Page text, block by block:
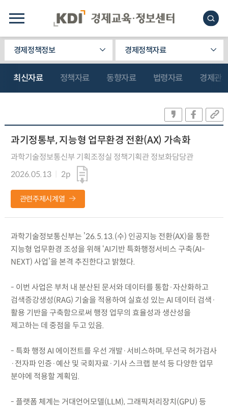
경제정책정보 경제정책자료
최신자료 정책자료 동향자료 법령자료 경제관
과기정통부, 지능형 업무환경 전환(AX) 가속화
과학기술정보통신부 기획조정실 정책기획관 정보화담당관
2026.05.13
2p
관련주제시계열
과학기술정보통신부는 ’26.5.13.(수) 인공지능 전환(AX)을 통한
지능형 업무환경 조성을 위해 ‘AI기반 특화행정서비스 구축(AI-
NEXT) 사업’을 본격 추진한다고 밝혔다.
- 이번 사업은 부처 내 분산된 문서와 데이터를 통합·자산화하고
검색증강생성(RAG) 기술을 적용하여 실효성 있는 AI 데이터 검색·
활용 기반을 구축함으로써 행정 업무의 효율성과 생산성을
제고하는 데 중점을 두고 있음.
- 특화 행정 AI 에이전트를 우선 개발·서비스하며, 무선국 허가검사
·전자파 인증·예산 및 국회자료·기사 스크랩 분석 등 다양한 업무
분야에 적용할 계획임.
- 플랫폼 체계는 거대언어모델(LLM), 그래픽처리장치(GPU) 등